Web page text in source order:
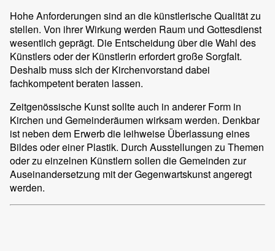
Hohe Anforderungen sind an die künstlerische Qualität zu
stellen. Von ihrer Wirkung werden Raum und Gottesdienst
wesentlich geprägt. Die Entscheidung über die Wahl des
Künstlers oder der Künstlerin erfordert große Sorgfalt.
Deshalb muss sich der Kirchenvorstand dabei
fachkompetent beraten lassen.
Zeitgenössische Kunst sollte auch in anderer Form in
Kirchen und Gemeinderäumen wirksam werden. Denkbar
ist neben dem Erwerb die leihweise Überlassung eines
Bildes oder einer Plastik. Durch Ausstellungen zu Themen
oder zu einzelnen Künstlern sollen die Gemeinden zur
Auseinandersetzung mit der Gegenwartskunst angeregt
werden.